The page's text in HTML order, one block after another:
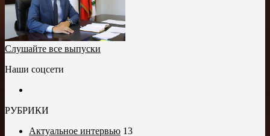
Слушайте все выпуски
Наши соцсети
РУБРИКИ
Актуальное интервью 13